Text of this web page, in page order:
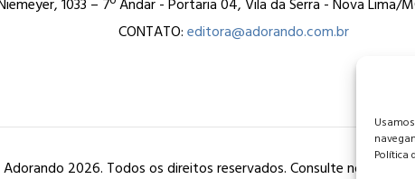
Política
CONTATO:editora@adorando.com.br
2026. Todos os direitos reservados. Consulte nossa